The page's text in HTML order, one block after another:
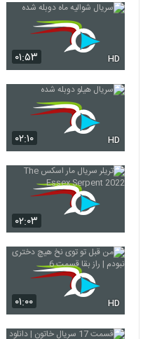
۰۱:۵۳ HD
۰۲:۱۰ HD
۰۲:۰۳
۰۱:۰۰ HD